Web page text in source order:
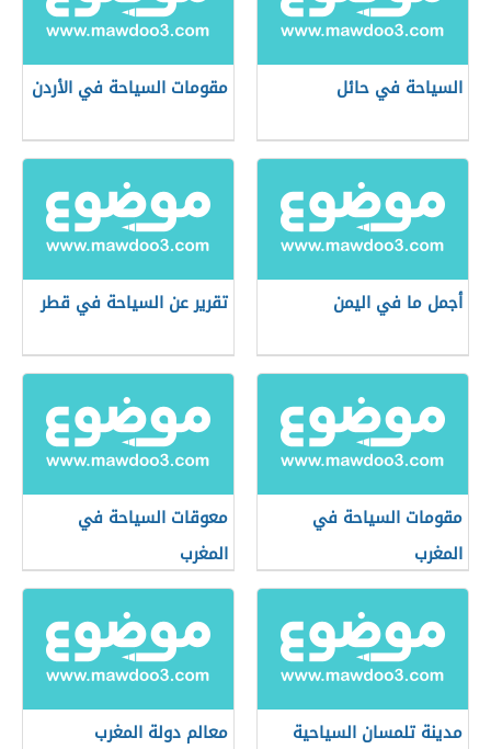
السياحة في حائل مقومات السياحة في الأردن
أجمل ما في اليمن تقرير عن السياحة في قطر
مقومات السياحة في
المغرب
معوقات السياحة في
المغرب
مدينة تلمسان السياحية معالم دولة المغرب